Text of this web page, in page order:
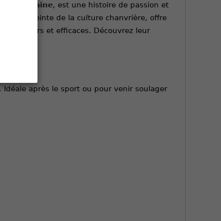
Aquitaine, est une histoire de passion et
et la pointe de la culture chanvrière, offre
purs et efficaces. Découvrez leur
après le sport ou pour venir soulager